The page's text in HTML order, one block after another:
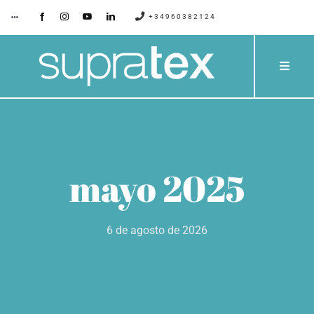
contenido
Toggle
SUPRATEX
EMPRESA
+34960382124
Toggle
mayo 2025
6 de agosto de 2026